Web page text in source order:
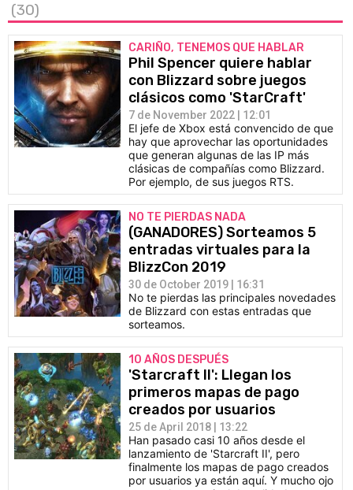
(30)
CARIÑO, TENEMOS QUE HABLAR
Phil Spencer quiere hablar
con Blizzard sobre juegos
clásicos como 'StarCraft'
7 de November 2022 | 12:01
El jefe de Xbox está convencido de que
hay que aprovechar las oportunidades
que generan algunas de las IP más
clásicas de compañías como Blizzard.
Por ejemplo, de sus juegos RTS.
NO TE PIERDAS NADA
(GANADORES) Sorteamos 5
entradas virtuales para la
BlizzCon 2019
30 de October 2019 | 16:31
No te pierdas las principales novedades
de Blizzard con estas entradas que
sorteamos.
10 AÑOS DESPUÉS
'Starcraft II': Llegan los
primeros mapas de pago
creados por usuarios
25 de April 2018 | 13:22
Han pasado casi 10 años desde el
lanzamiento de 'Starcraft II', pero
finalmente los mapas de pago creados
por usuarios ya están aquí. Y mucho ojo